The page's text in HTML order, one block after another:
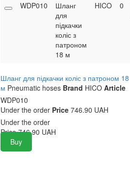
WDP010
Шланг
для
підкачки
коліс з
патроном
18 м
HICO 0
Шланг для підкачки коліс з патроном 18
м Pneumatic hoses Brand HICO Article
WDP010
Under the order Price746.90 UAH
Under the order
Price 746.90 UAH
Buy